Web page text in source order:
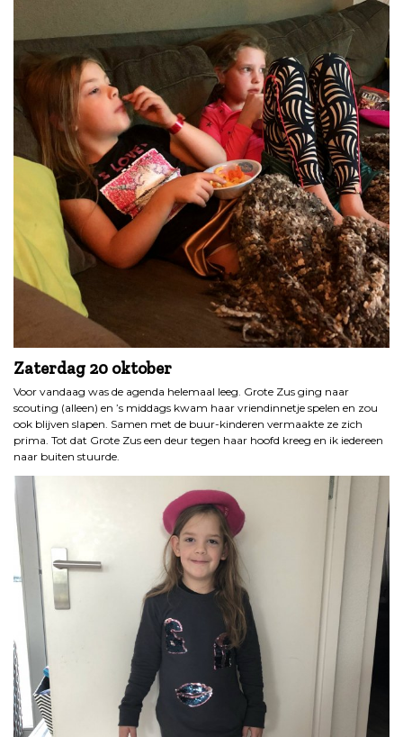
Zaterdag 20 oktober
Voor vandaag was de agenda helemaal leeg. Grote Zus ging naar
scouting (alleen) en ’s middags kwam haar vriendinnetje spelen en zou
ook blijven slapen. Samen met de buur-kinderen vermaakte ze zich
prima. Tot dat Grote Zus een deur tegen haar hoofd kreeg en ik iedereen
naar buiten stuurde.